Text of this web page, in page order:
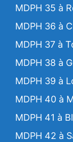
MDPH 35 à
MDPH 36 à
MDPH 37 à
MDPH 38 à
MDPH 39 à
MDPH 40 à
MDPH 41 à
MDPH 42 à